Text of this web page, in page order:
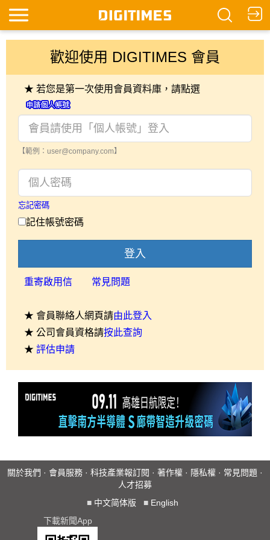
歡迎使用 DIGITIMES 會員
★ 若您是第一次使用會員資料庫，請點選
【範例：user@company.com】
忘記密碼
記住帳號密碼
登入
重寄啟用信 常見問題
★ 會員聯絡人網頁請由此登入
★ 公司會員資格請按此查詢
★ 評估申請
關於我們 · 會員服務 · 科技產業報訂閱 · 著作權 · 隱私權 · 常見問題 ·
人才招募
■ 中文简体版 ■ English
下載新聞App